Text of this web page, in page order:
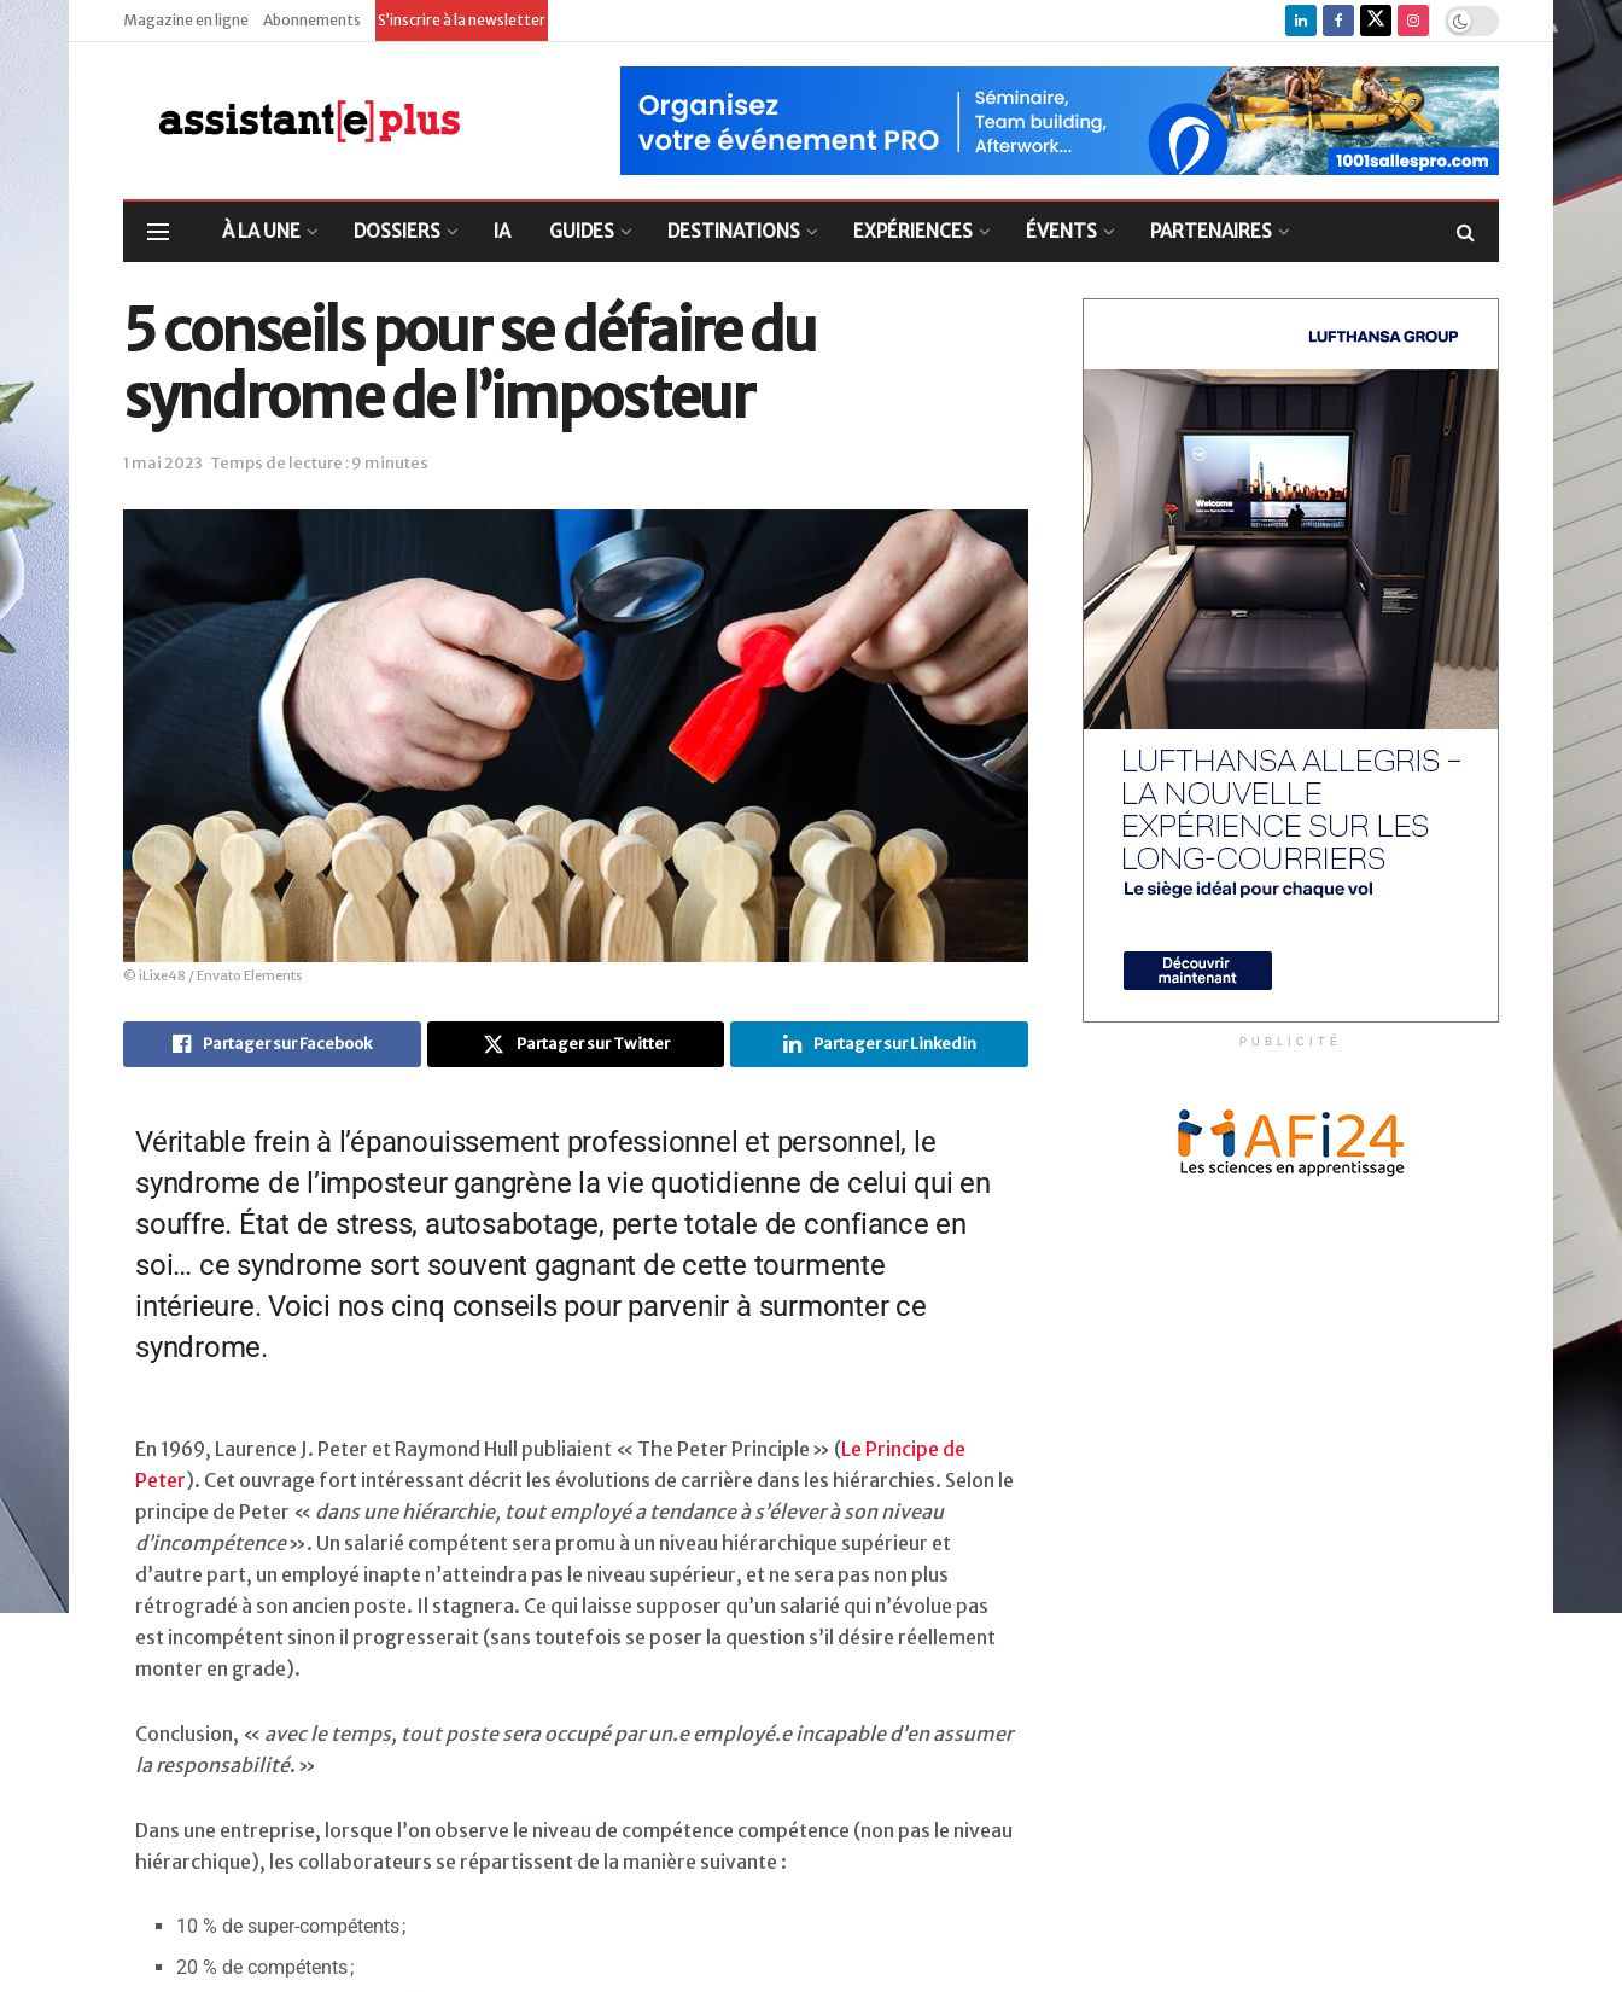
Magazine en ligne Abonnements S’inscrire à la newsletter
À LA UNE DOSSIERS IA GUIDES DESTINATIONS EXPÉRIENCES ÉVENTS PARTENAIRES
5 conseils pour se défaire du
syndrome de l’imposteur
1 mai 2023 Temps de lecture : 9 minutes
© iLixe48 / Envato Elements
Partager sur Facebook Partager sur Twitter Partager sur Linkedin
Véritable frein à l’épanouissement professionnel et personnel, le
syndrome de l’imposteur gangrène la vie quotidienne de celui qui en
souffre. État de stress, autosabotage, perte totale de confiance en
soi… ce syndrome sort souvent gagnant de cette tourmente
intérieure. Voici nos cinq conseils pour parvenir à surmonter ce
syndrome.
En 1969, Laurence J. Peter et Raymond Hull publiaient « The Peter Principle » (Le Principe de
Peter). Cet ouvrage fort intéressant décrit les évolutions de carrière dans les hiérarchies. Selon le
principe de Peter « dans une hiérarchie, tout employé a tendance à s’élever à son niveau
d’incompétence». Un salarié compétent sera promu à un niveau hiérarchique supérieur et
d’autre part, un employé inapte n’atteindra pas le niveau supérieur, et ne sera pas non plus
rétrogradé à son ancien poste. Il stagnera. Ce qui laisse supposer qu’un salarié qui n’évolue pas
est incompétent sinon il progresserait (sans toutefois se poser la question s’il désire réellement
monter en grade).
Conclusion, « avec le temps, tout poste sera occupé par un.e employé.e incapable d’en assumer
la responsabilité. »
Dans une entreprise, lorsque l’on observe le niveau de compétence compétence (non pas le niveau
hiérarchique), les collaborateurs se répartissent de la manière suivante :
10 % de super-compétents ;
20 % de compétents ;
PUBLICITÉ